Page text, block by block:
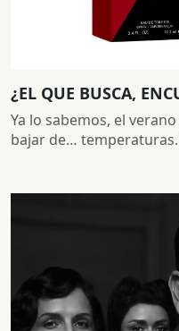
¿EL QUE BUSCA,
Ya lo sabemos, el
bajar de…